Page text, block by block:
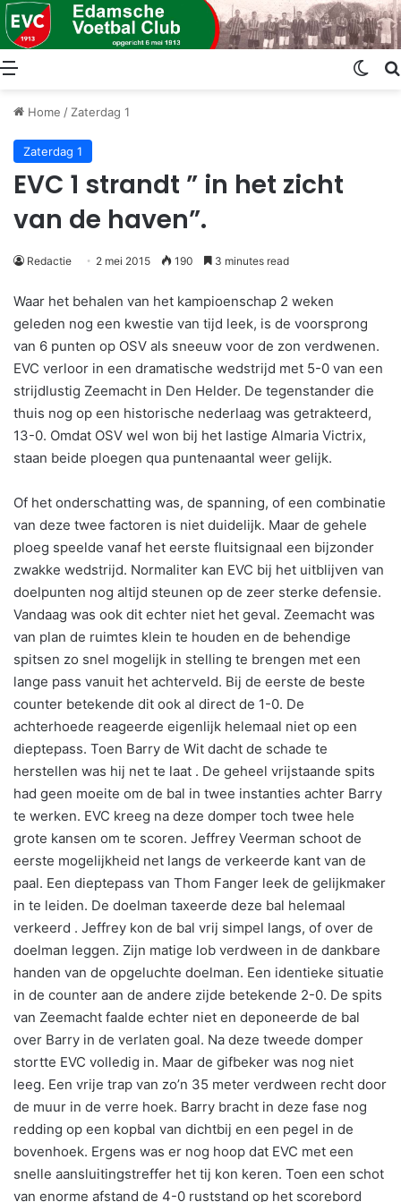
Menu
Home /Zaterdag 1
Zaterdag 1
EVC 1 strandt ” in het zicht
van de haven”.
Redactie 2 mei 2015 190 3 minutes read
Waar het behalen van het kampioenschap 2 weken
geleden nog een kwestie van tijd leek, is de voorsprong
van 6 punten op OSV als sneeuw voor de zon verdwenen.
EVC verloor in een dramatische wedstrijd met 5-0 van een
strijdlustig Zeemacht in Den Helder. De tegenstander die
thuis nog op een historische nederlaag was getrakteerd,
13-0. Omdat OSV wel won bij het lastige Almaria Victrix,
staan beide ploegen qua puntenaantal weer gelijk.
Of het onderschatting was, de spanning, of een combinatie
van deze twee factoren is niet duidelijk. Maar de gehele
ploeg speelde vanaf het eerste fluitsignaal een bijzonder
zwakke wedstrijd. Normaliter kan EVC bij het uitblijven van
doelpunten nog altijd steunen op de zeer sterke defensie.
Vandaag was ook dit echter niet het geval. Zeemacht was
van plan de ruimtes klein te houden en de behendige
spitsen zo snel mogelijk in stelling te brengen met een
lange pass vanuit het achterveld. Bij de eerste de beste
counter betekende dit ook al direct de 1-0. De
achterhoede reageerde eigenlijk helemaal niet op een
dieptepass. Toen Barry de Wit dacht de schade te
herstellen was hij net te laat . De geheel vrijstaande spits
had geen moeite om de bal in twee instanties achter Barry
te werken. EVC kreeg na deze domper toch twee hele
grote kansen om te scoren. Jeffrey Veerman schoot de
eerste mogelijkheid net langs de verkeerde kant van de
paal. Een dieptepass van Thom Fanger leek de gelijkmaker
in te leiden. De doelman taxeerde deze bal helemaal
verkeerd . Jeffrey kon de bal vrij simpel langs, of over de
doelman leggen. Zijn matige lob verdween in de dankbare
handen van de opgeluchte doelman. Een identieke situatie
in de counter aan de andere zijde betekende 2-0. De spits
van Zeemacht faalde echter niet en deponeerde de bal
over Barry in de verlaten goal. Na deze tweede domper
stortte EVC volledig in. Maar de gifbeker was nog niet
leeg. Een vrije trap van zo’n 35 meter verdween recht door
de muur in de verre hoek. Barry bracht in deze fase nog
redding op een kopbal van dichtbij en een pegel in de
bovenhoek. Ergens was er nog hoop dat EVC met een
snelle aansluitingstreffer het tij kon keren. Toen een schot
van enorme afstand de 4-0 ruststand op het scorebord